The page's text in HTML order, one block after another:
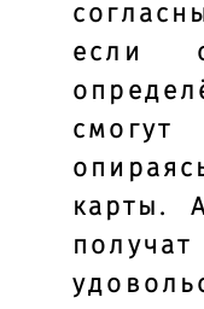
если
карты.